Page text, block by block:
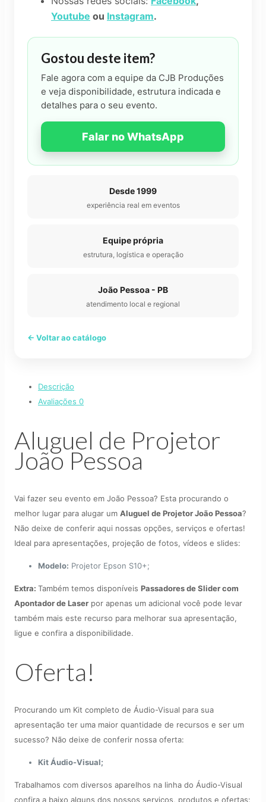
Youtube ou Instagram.
Gostou deste item?
Fale agora com a equipe da CJB Produções
e veja disponibilidade, estrutura indicada e
detalhes para o seu evento.
Falar no WhatsApp
Desde 1999
experiência real em eventos
Equipe própria
estrutura, logística e operação
João Pessoa - PB
atendimento local e regional
← Voltar ao catálogo
Descrição
Avaliações 0
Aluguel de Projetor
João Pessoa
Vai fazer seu evento em João Pessoa? Esta procurando o
melhor lugar para alugar um Aluguel de Projetor João Pessoa?
Não deixe de conferir aqui nossas opções, serviços e ofertas!
Ideal para apresentações, projeção de fotos, vídeos e slides:
Modelo: Projetor Epson S10+;
Extra: Também temos disponíveis Passadores de Slider com
Apontador de Laser por apenas um adicional você pode levar
também mais este recurso para melhorar sua apresentação,
ligue e confira a disponibilidade.
Oferta!
Procurando um Kit completo de Áudio-Visual para sua
apresentação ter uma maior quantidade de recursos e ser um
sucesso? Não deixe de conferir nossa oferta:
Kit Áudio-Visual;
Trabalhamos com diversos aparelhos na linha do Áudio-Visual
confira a baixo alguns dos nossos serviços, produtos e ofertas: